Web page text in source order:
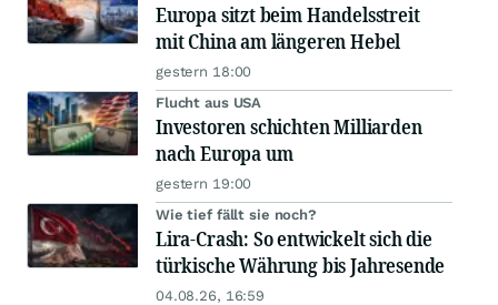
Europa sitzt beim Handelsstreit
mit China am längeren Hebel
gestern 18:00
Flucht aus USA
Investoren schichten Milliarden
nach Europa um
gestern 19:00
Wie tief fällt sie noch?
Lira-Crash: So entwickelt sich die
türkische Währung bis Jahresende
04.08.26, 16:59